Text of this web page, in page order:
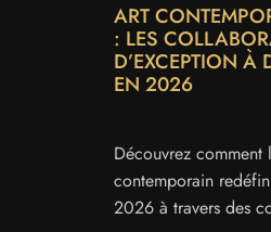
ART
: LES
D’EXCEPTION À
EN 2026
Découvrez comment
contemporain
2026 à travers des